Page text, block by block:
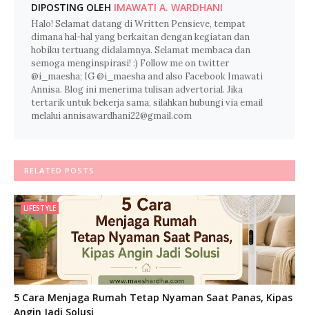
DIPOSTING OLEH IMAWATI A. WARDHANI
Halo! Selamat datang di Written Pensieve, tempat
dimana hal-hal yang berkaitan dengan kegiatan dan
hobiku tertuang didalamnya. Selamat membaca dan
semoga menginspirasi! :) Follow me on twitter
@i_maesha; IG @i_maesha and also Facebook Imawati
Annisa. Blog ini menerima tulisan advertorial. Jika
tertarik untuk bekerja sama, silahkan hubungi via email
melalui annisawardhani22@gmail.com
RELATED POSTS
LIFESTYLE
5 Cara Menjaga Rumah Tetap Nyaman Saat Panas, Kipas
Angin Jadi Solusi